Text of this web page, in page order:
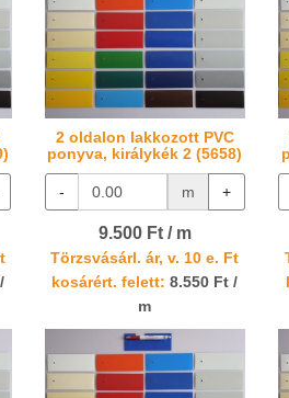
2 oldalon lakkozott PVC
ponyva, királykék 2 (5658)
- m +
9.500 Ft / m
Törzsvásárl. ár, v. 10 e. Ft
kosárért. felett: 8.550 Ft /
m